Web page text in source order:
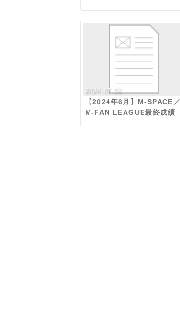
2024.07.01
【2024年6月】M-SPACE／
M-FAN LEAGUE最終成績